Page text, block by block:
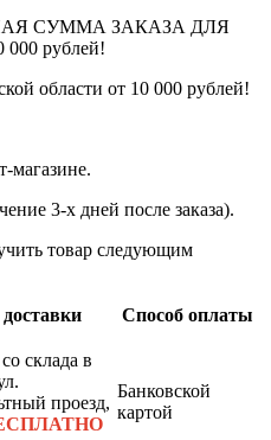
СУММА ЗАКАЗА ДЛЯ
рублей!
области от 10 000 рублей!
магазине.
3-х дней после заказа).
товар следующим
Способ оплаты
склада в
проезд,
Банковской
картой